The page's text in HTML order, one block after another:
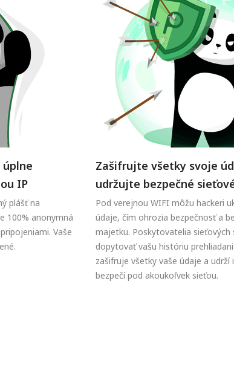
IP
plášť na
100% anonymná
Vaše
Zašifrujte všetky svoje
udržujte bezpečné
Pod verejnou WIFI môžu hackeri
údaje, čím ohrozia bezpečnosť a
majetku. Poskytovatelia sieťových
dopytovať vašu históriu
zašifruje všetky vaše údaje a
bezpečí pod akoukoľvek sieťou.